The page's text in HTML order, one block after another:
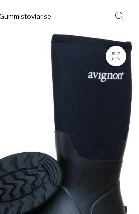
Gummistövlar Okategoriserad